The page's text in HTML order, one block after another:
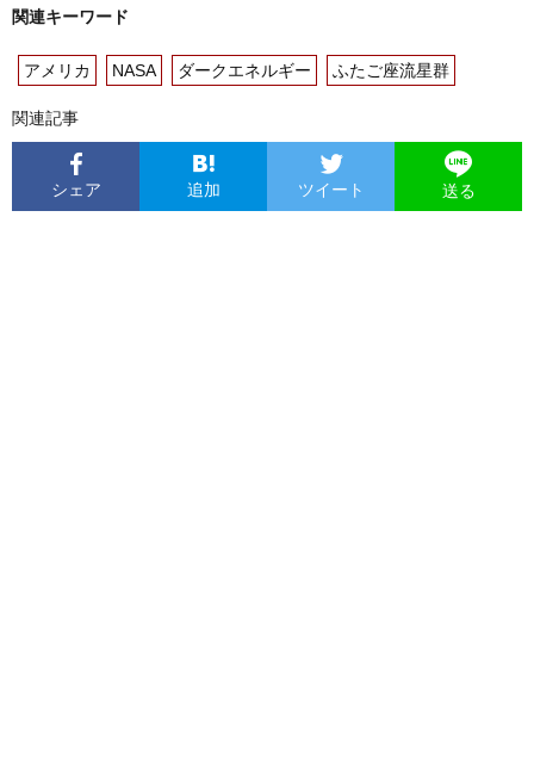
関連キーワード
アメリカ NASA ダークエネルギー ふたご座流星群
関連記事
シェア 追加 ツイート 送る